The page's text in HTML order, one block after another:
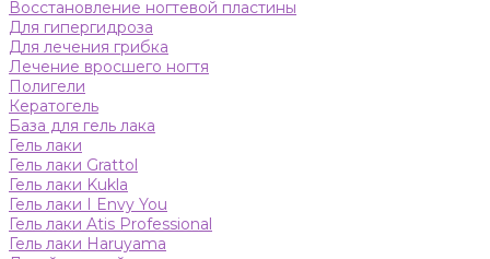
Восстановление ногтевой пластины
Для гипергидроза
Для лечения грибка
Лечение вросшего ногтя
Полигели
Кератогель
База для гель лака
Гель лаки
Гель лаки Grattol
Гель лаки Kukla
Гель лаки I Envy You
Гель лаки Atis Professional
Гель лаки Haruyama